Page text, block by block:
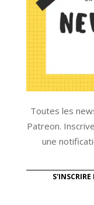
Toutes les
Patreon.
une
S'INSCRIRE